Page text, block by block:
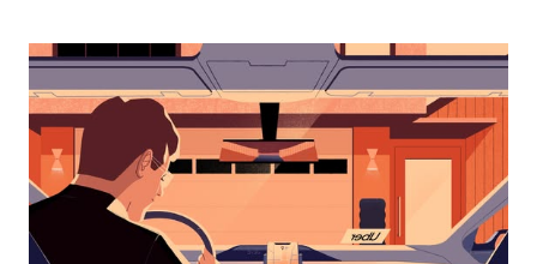
de
te
openen
een
datum
te
selecteren.
Druk